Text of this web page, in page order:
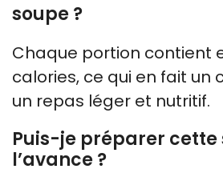
soupe ?
Chaque portion contient
calories, ce qui en fait un
un repas léger et nutritif.
Puis-je préparer cette
l’avance ?